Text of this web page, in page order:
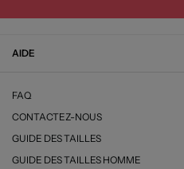
AIDE
FAQ
CONTACTEZ-NOUS
GUIDE DES TAILLES
GUIDE DES TAILLES HOMME